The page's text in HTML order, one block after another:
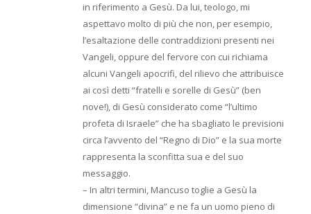
in riferimento a Gesù. Da lui, teologo, mi
aspettavo molto di più che non, per esempio,
l’esaltazione delle contraddizioni presenti nei
Vangeli, oppure del fervore con cui richiama
alcuni Vangeli apocrifi, del rilievo che attribuisce
ai così detti “fratelli e sorelle di Gesù” (ben
nove!), di Gesù considerato come “l’ultimo
profeta di Israele” che ha sbagliato le previsioni
circa l’avvento del “Regno di Dio” e la sua morte
rappresenta la sconfitta sua e del suo
messaggio.
– In altri termini, Mancuso toglie a Gesù la
dimensione “divina” e ne fa un uomo pieno di